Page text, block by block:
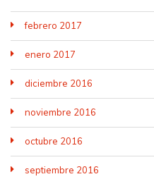
febrero 2017
enero 2017
diciembre 2016
noviembre 2016
octubre 2016
septiembre 2016